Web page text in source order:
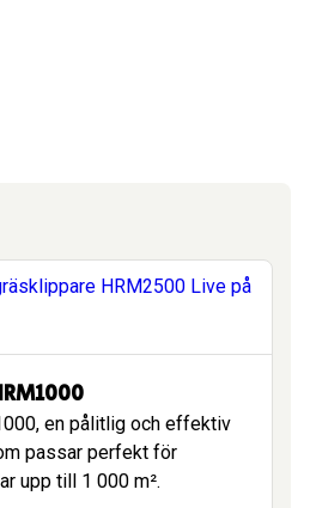
en pålitlig och effektiv
passar perfekt för
upp till 1 000 m².